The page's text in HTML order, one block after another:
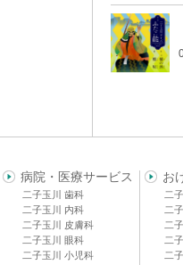
病院・医療サービス
二子玉川 歯科
二子玉川 内科
二子玉川 皮膚科
二子玉川 眼科
二子玉川 小児科
お
二
二
二
二
二